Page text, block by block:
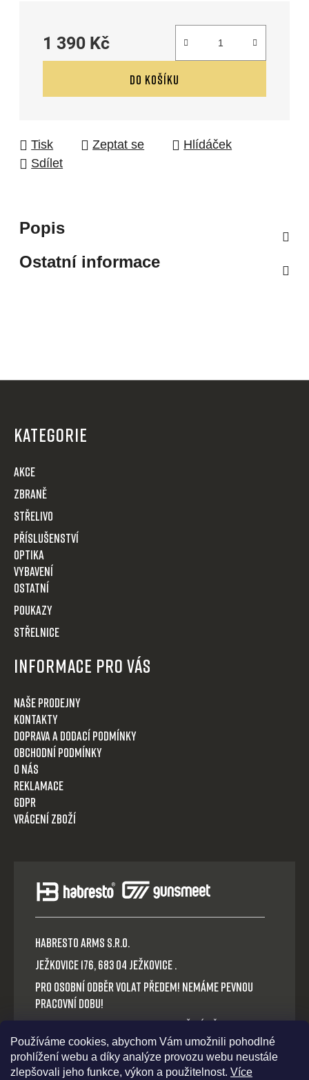
Používáme cookies, abychom Vám umožnili pohodlné
prohlížení webu a díky analýze provozu webu neustále
zlepšovali jeho funkce, výkon a použitelnost. Více
1 390 Kč
Měrná cena:
DO KOŠÍKU
Tisk Zeptat se
Hlídáček
Sdílet
Popis
Ostatní informace
KATEGORIE
AKCE
Zbraně
Střelivo
Příslušenství
Optika
VYBAVENÍ
OSTATNÍ
POUKAZY
STŘELNICE
Informace pro Vás
Naše prodejny
Kontakty
Doprava a dodací podmínky
Obchodní podmínky
O nás
Reklamace
GDPR
Vrácení zboží
HABRESTO ARMS s.r.o.
Ježkovice 176, 683 04 Ježkovice .
Pro osobní odběr volat předem! Nemáme pevnou
pracovní dobu!
Platba v hotovosti nebo QR okamžitý převod.
Volejte: +420 721 030 614
E-mail: habresto@habresto.cz